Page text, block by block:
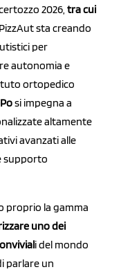
2026, tra cui
sta creando
per
autonomia e
ortopedico
si impegna a
altamente
avanzati alle
supporto
proprio la gamma
uno dei
i del mondo
parlare un